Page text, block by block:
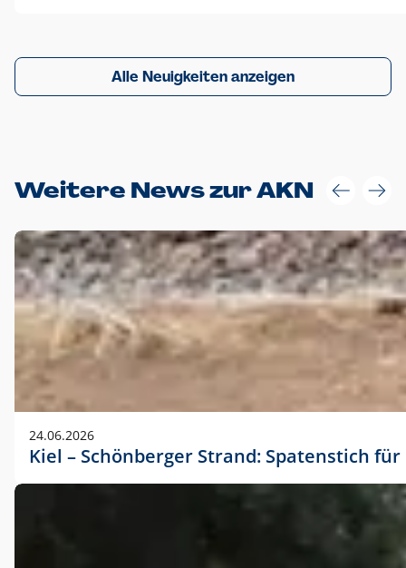
Alle Neuigkeiten anzeigen
Weitere News zur AKN
24.06.2026
Kiel – Schönberger Strand: Spatenstich